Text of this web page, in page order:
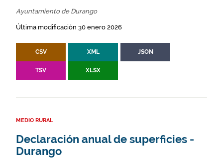
Ayuntamiento de Durango
Última modificación 30 enero 2026
CSV XML JSON
TSV XLSX
MEDIO RURAL
Declaración anual de superficies -
Durango